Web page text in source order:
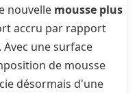
nouvelle mousse plus
accru par rapport
une surface
de mousse
désormais d'une